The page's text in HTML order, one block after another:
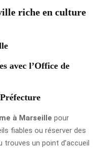
riche en culture
avec l’Office de
à Marseille pour
fiables ou réserver des
un point d’accueil